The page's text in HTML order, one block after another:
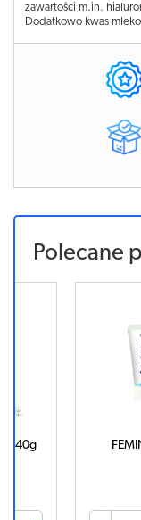
zawartości m.in.
Dodatkowo kwas
Polecane
40g